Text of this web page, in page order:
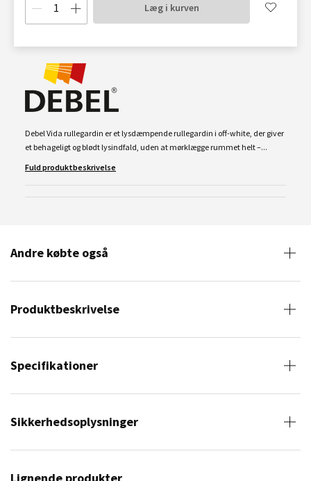
Læg i kurven
Debel Vida rullegardin er et lysdæmpende rullegardin i off-white, der giver
et behageligt og blødt lysindfald, uden at mørklægge rummet helt –...
Fuld produktbeskrivelse
Andre købte også
Produktbeskrivelse
Specifikationer
Sikkerhedsoplysninger